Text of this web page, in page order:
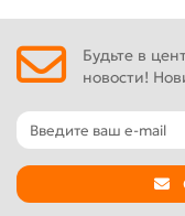
Будьте в
новости!